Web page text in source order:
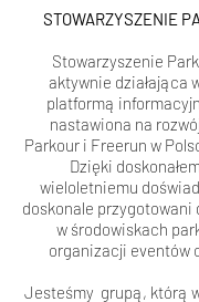
STOWARZYSZENIE
Stowarzyszenie
aktywnie działająca
platformą
nastawiona na
Parkour i Freerun w
Dzięki
wieloletniemu
doskonale przygotowani
w środowiskach
organizacji eventów
Jesteśmy grupą, którą